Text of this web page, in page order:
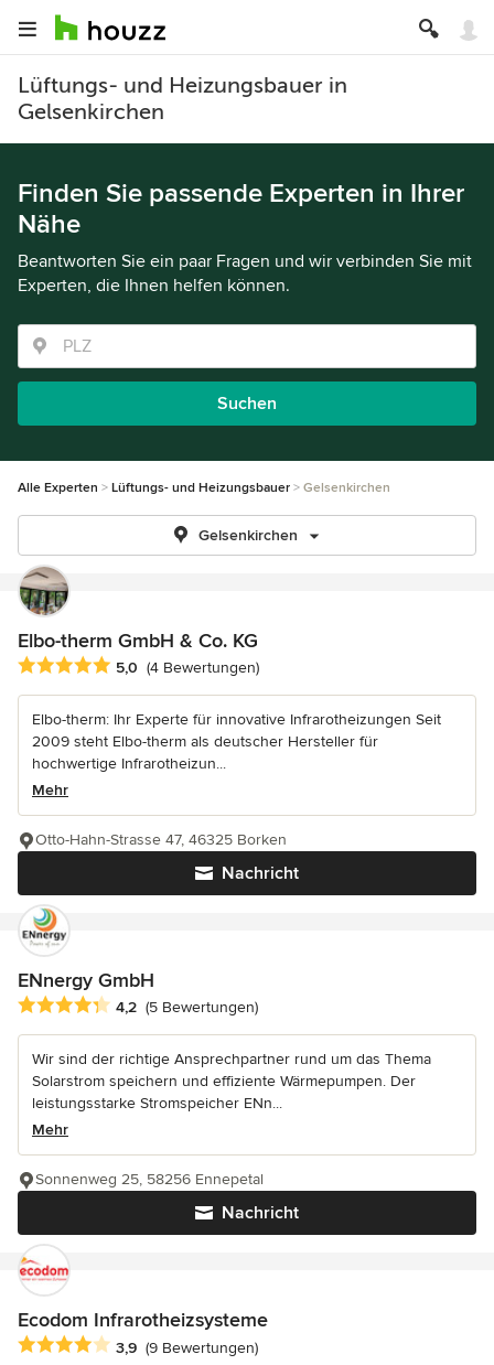
Lüftungs- und Heizungsbauer in
Gelsenkirchen
Finden Sie passende Experten in Ihrer
Nähe
Beantworten Sie ein paar Fragen und wir verbinden Sie mit
Experten, die Ihnen helfen können.
Suchen
Alle Experten Lüftungs- und Heizungsbauer Gelsenkirchen
Gelsenkirchen
Elbo-therm GmbH & Co. KG
Durchschnittliche Bewertung: 5 von 5 Sternen
5,0 (4 Bewertungen)
Elbo-therm: Ihr Experte für innovative Infrarotheizungen Seit
2009 steht Elbo-therm als deutscher Hersteller für
hochwertige Infrarotheizun...
Mehr
Nachricht
Otto-Hahn-Strasse 47, 46325 Borken
ENnergy GmbH
Durchschnittliche Bewertung: 4.2 von 5 Sternen
4,2 (5 Bewertungen)
Wir sind der richtige Ansprechpartner rund um das Thema
Solarstrom speichern und effiziente Wärmepumpen. Der
leistungsstarke Stromspeicher ENn...
Mehr
Nachricht
Sonnenweg 25, 58256 Ennepetal
Ecodom Infrarotheizsysteme
Durchschnittliche Bewertung: 3.9 von 5 Sternen
3,9 (9 Bewertungen)